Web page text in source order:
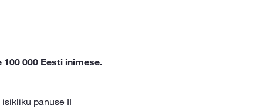
000 Eesti inimese.
panuse II